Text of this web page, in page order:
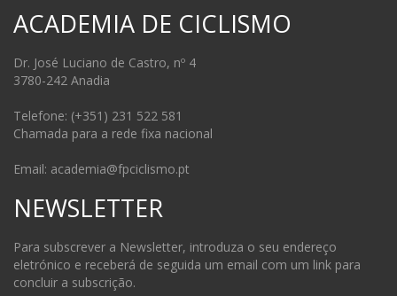
ACADEMIA DE CICLISMO
Dr. José Luciano de Castro, nº 4
3780-242 Anadia
Telefone: (+351) 231 522 581
Chamada para a rede fixa nacional
Email: academia@fpciclismo.pt
NEWSLETTER
Para subscrever a Newsletter, introduza o seu endereço
eletrónico e receberá de seguida um email com um link para
concluir a subscrição.